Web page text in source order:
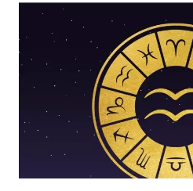
PARA
AQUÁRIO:
VEJA
PREVISÃO
DO
SIGNO
HOJE,
SEXTA,
09/05/2025